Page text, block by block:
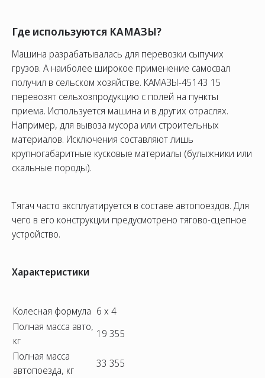
8 (800) 775-82-84
Звонок бесплатный
Где используются КАМАЗЫ?
Машина разрабатывалась для перевозки сыпучих
грузов. А наиболее широкое применение самосвал
получил в сельском хозяйстве. КАМАЗЫ-45143 15
перевозят сельхозпродукцию с полей на пункты
приема. Используется машина и в других отраслях.
Например, для вывоза мусора или строительных
материалов. Исключения составляют лишь
крупногабаритные кусковые материалы (булыжники или
скальные породы).
Тягач часто эксплуатируется в составе автопоездов. Для
чего в его конструкции предусмотрено тягово-сцепное
устройство.
Характеристики
Колесная формула 6 x 4
Полная масса авто,
кг
19 355
Полная масса
автопоезда, кг
33 355